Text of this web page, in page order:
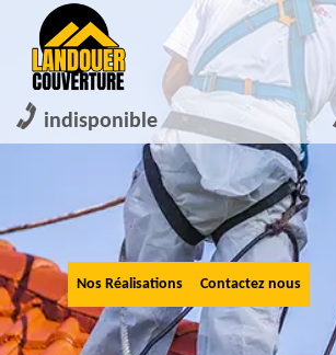
indisponible
Nos Réalisations Contactez nous